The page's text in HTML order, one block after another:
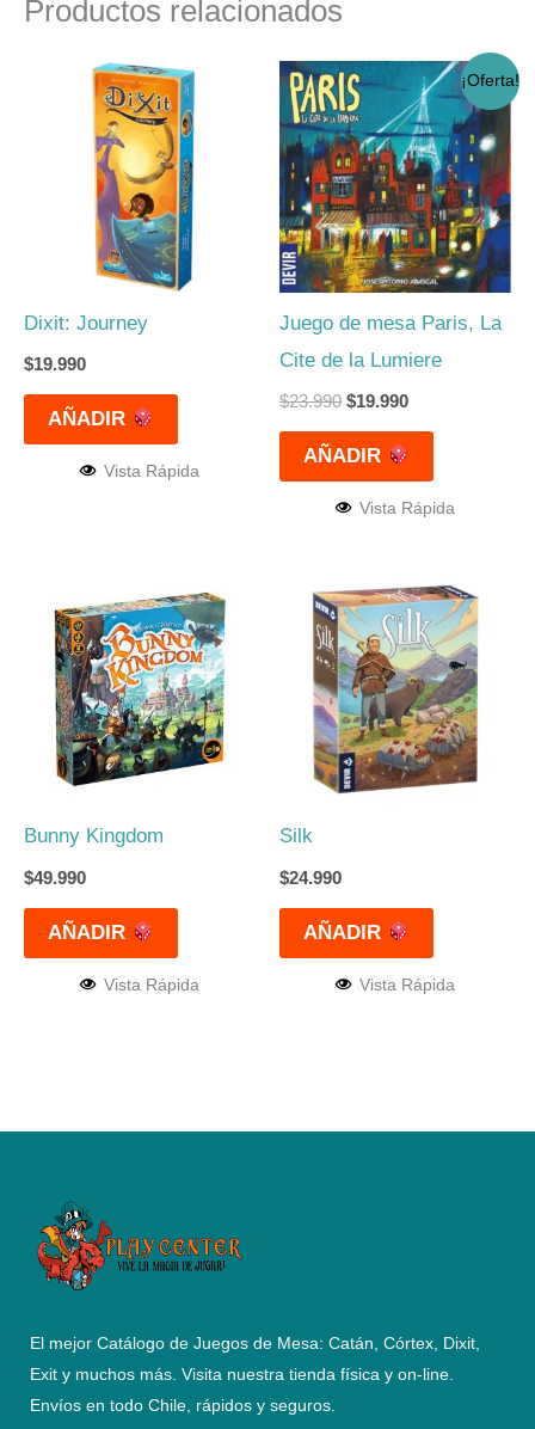
Productos relacionados
Dixit: Journey
$19.990
AÑADIR
Vista Rápida
¡Oferta!
Juego de mesa Paris, La
Cite de la Lumiere
$23.990
El
precio
original
era:
$23.990.
$19.990
El
precio
actual
es:
$19.990.
AÑADIR
Vista Rápida
Bunny Kingdom
$49.990
AÑADIR
Vista Rápida
Silk
$24.990
AÑADIR
Vista Rápida
El mejor Catálogo de Juegos de Mesa: Catán, Córtex, Dixit,
Exit y muchos más. Visita nuestra tienda física y on-line.
Envíos en todo Chile, rápidos y seguros